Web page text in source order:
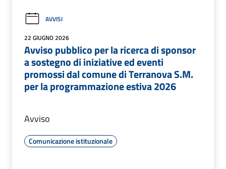
AVVISI
22 GIUGNO 2026
Avviso pubblico per la ricerca di sponsor
a sostegno di iniziative ed eventi
promossi dal comune di Terranova S.M.
per la programmazione estiva 2026
Avviso
Comunicazione istituzionale